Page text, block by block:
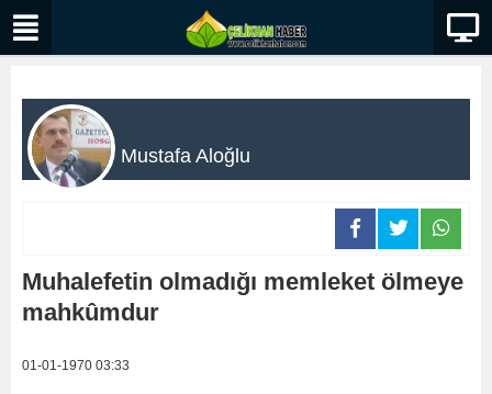
Mustafa Aloğlu
Muhalefetin olmadığı memleket ölmeye
mahkûmdur
01-01-1970 03:33